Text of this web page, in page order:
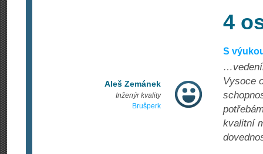
4
Aleš Zemánek
Inženýr kvality
Brušperk
S
Vysoce
kvalitní